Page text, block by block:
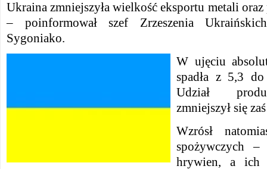
Ukraina zmniejszyła wielkość eksportu metali
– poinformował szef Zrzeszenia
Sygoniako.
W ujęciu
spadła z 5,3
Udział
zmniejszył się
Wzrósł
spożywczych
hrywien, a ich